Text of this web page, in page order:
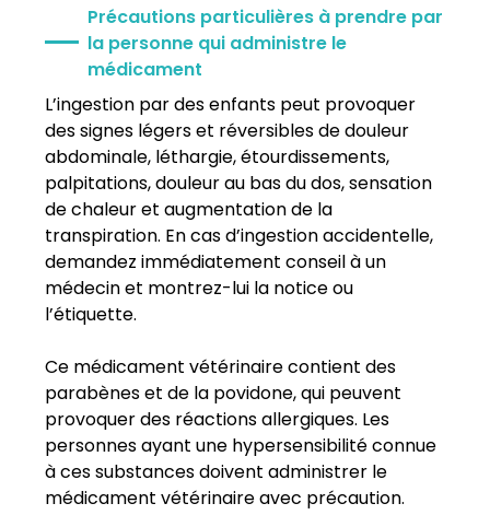
Précautions particulières à prendre par
la personne qui administre le
médicament
L’ingestion par des enfants peut provoquer
des signes légers et réversibles de douleur
abdominale, léthargie, étourdissements,
palpitations, douleur au bas du dos, sensation
de chaleur et augmentation de la
transpiration. En cas d’ingestion accidentelle,
demandez immédiatement conseil à un
médecin et montrez-lui la notice ou
l’étiquette.
Ce médicament vétérinaire contient des
parabènes et de la povidone, qui peuvent
provoquer des réactions allergiques. Les
personnes ayant une hypersensibilité connue
à ces substances doivent administrer le
médicament vétérinaire avec précaution.